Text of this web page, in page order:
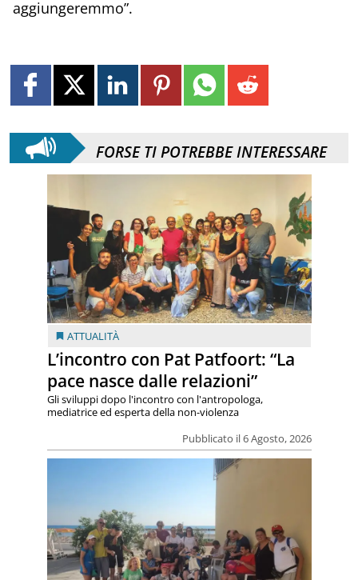
aggiungeremmo”.
FORSE TI POTREBBE INTERESSARE
ATTUALITÀ
L’incontro con Pat Patfoort: “La
pace nasce dalle relazioni”
Pubblicato il 6 Agosto, 2026
Gli sviluppi dopo l'incontro con l'antropologa,
mediatrice ed esperta della non-violenza